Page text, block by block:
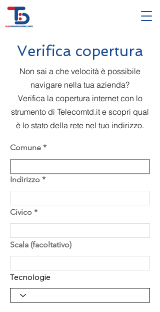
Verifica copertura
Non sai a che velocità è possibile
navigare nella tua azienda?
Verifica la copertura internet con lo
strumento di Telecomtd.it e scopri qual
è lo stato della rete nel tuo indirizzo.
Comune
Indirizzo
Civico
Scala (facoltativo)
Tecnologie